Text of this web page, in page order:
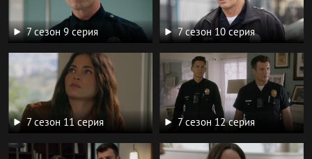
7 сезон 9 серия 7 сезон 10 серия
7 сезон 11 серия 7 сезон 12 серия